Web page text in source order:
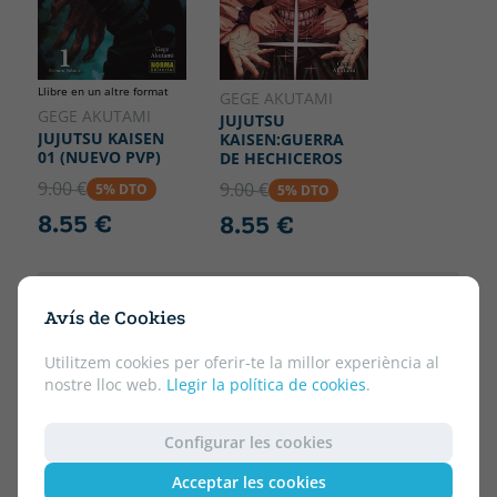
Avís de Cookies
Utilitzem cookies per oferir-te la millor experiència al
nostre lloc web. Llegir la política de cookies.
Configurar les cookies
Acceptar les cookies
Llibre en un altre format
GEGE AKUTAMI
JUJUTSU KAISEN
01 (NUEVO PVP)
9.00 € 5% DTO
8.55 €
GEGE AKUTAMI
JUJUTSU
KAISEN:GUERRA
DE HECHICEROS
9.00 € 5% DTO
8.55 €